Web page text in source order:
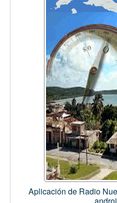
Aplicación de Radio